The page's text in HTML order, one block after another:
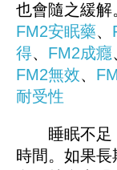
也會隨之緩解
FM2安眠藥、
得、 FM2成癮
FM2無效、
耐受性
睡眠不足：
時間。如果